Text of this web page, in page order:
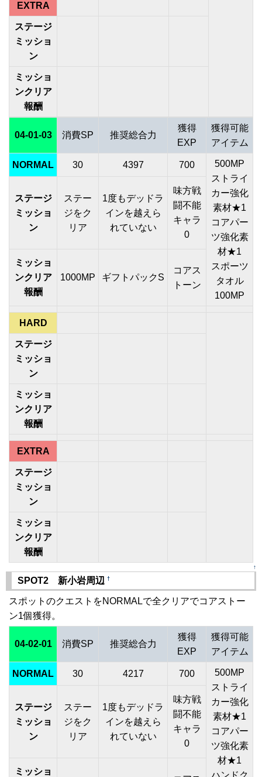
EXTRA
ステージ
ミッショ
ン
ミッショ
ンクリア
報酬
04-01-03 消費SP 推奨総合力
獲得
EXP
獲得可能
アイテム
NORMAL 30 4397 700
500MP
ストライ
カー強化
素材★1
コアパー
ツ強化素
材★1
スポーツ
タオル
100MP
ステージ
ミッショ
ン
ステー
ジをク
リア
1度もデッドラ
インを越えら
れていない
味方戦
闘不能
キャラ
0
ミッショ
ンクリア
報酬
1000MP ギフトパックS
コアス
トーン
HARD
ステージ
ミッショ
ン
ミッショ
ンクリア
報酬
EXTRA
ステージ
ミッショ
ン
ミッショ
ンクリア
報酬
↑
SPOT2 新小岩周辺 †
スポットのクエストをNORMALで全クリアでコアストー
ン1個獲得。
04-02-01 消費SP 推奨総合力
獲得
EXP
獲得可能
アイテム
NORMAL 30 4217 700
500MP
ストライ
カー強化
素材★1
コアパー
ツ強化素
材★1
ハンドク
ステージ
ミッショ
ン
ステー
ジをク
リア
1度もデッドラ
インを越えら
れていない
味方戦
闘不能
キャラ
0
ミッショ